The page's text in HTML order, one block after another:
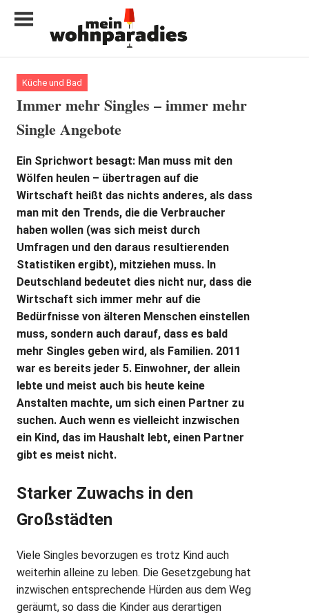
Inhalt
My
home
is
my
castle
Küche und Bad
Immer mehr Singles – immer mehr
Single Angebote
Ein Sprichwort besagt: Man muss mit den
Wölfen heulen – übertragen auf die
Wirtschaft heißt das nichts anderes, als dass
man mit den Trends, die die Verbraucher
haben wollen (was sich meist durch
Umfragen und den daraus resultierenden
Statistiken ergibt), mitziehen muss. In
Deutschland bedeutet dies nicht nur, dass die
Wirtschaft sich immer mehr auf die
Bedürfnisse von älteren Menschen einstellen
muss, sondern auch darauf, dass es bald
mehr Singles geben wird, als Familien. 2011
war es bereits jeder 5. Einwohner, der allein
lebte und meist auch bis heute keine
Anstalten machte, um sich einen Partner zu
suchen. Auch wenn es vielleicht inzwischen
ein Kind, das im Haushalt lebt, einen Partner
gibt es meist nicht.
Starker Zuwachs in den
Großstädten
Viele Singles bevorzugen es trotz Kind auch
weiterhin alleine zu leben. Die Gesetzgebung hat
inzwischen entsprechende Hürden aus dem Weg
geräumt, so dass die Kinder aus derartigen